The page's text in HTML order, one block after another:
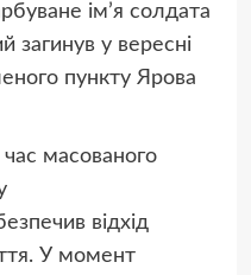
ім’я солдата
у вересні
пункту Ярова
масованого
відхід
У момент